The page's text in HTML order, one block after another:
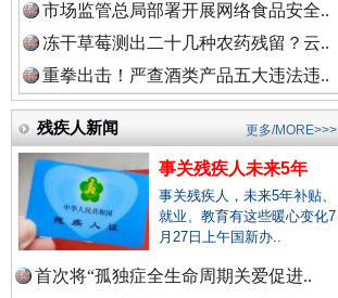
市场监管总局部署开展网络食品安全..
冻干草莓测出二十几种农药残留？云..
重拳出击！严查酒类产品五大违法违..
残疾人新闻
事关残疾人未来5年
事关残疾人，未来5年补贴、
就业、教育有这些暖心变化7
月27日上午国新办..
首次将“孤独症全生命周期关爱促进..
更多/MORE>>>